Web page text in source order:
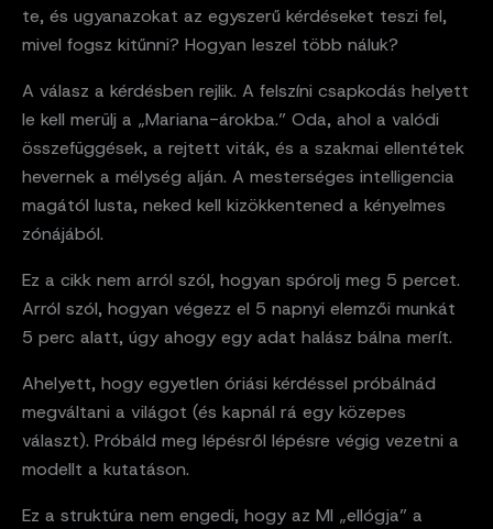
te, és ugyanazokat az egyszerű kérdéseket teszi fel,
mivel fogsz kitűnni? Hogyan leszel több náluk?
A válasz a kérdésben rejlik. A felszíni csapkodás helyett
le kell merülj a „Mariana-árokba.” Oda, ahol a valódi
összefüggések, a rejtett viták, és a szakmai ellentétek
hevernek a mélység alján. A mesterséges intelligencia
magától lusta, neked kell kizökkentened a kényelmes
zónájából.
Ez a cikk nem arról szól, hogyan spórolj meg 5 percet.
Arról szól, hogyan végezz el 5 napnyi elemzői munkát
5 perc alatt, úgy ahogy egy adat halász bálna merít.
Ahelyett, hogy egyetlen óriási kérdéssel próbálnád
megváltani a világot (és kapnál rá egy közepes
választ). Próbáld meg lépésről lépésre végig vezetni a
modellt a kutatáson.
Ez a struktúra nem engedi, hogy az MI „ellógja” a